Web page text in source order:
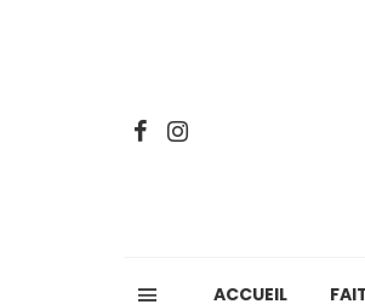
ACCUEIL